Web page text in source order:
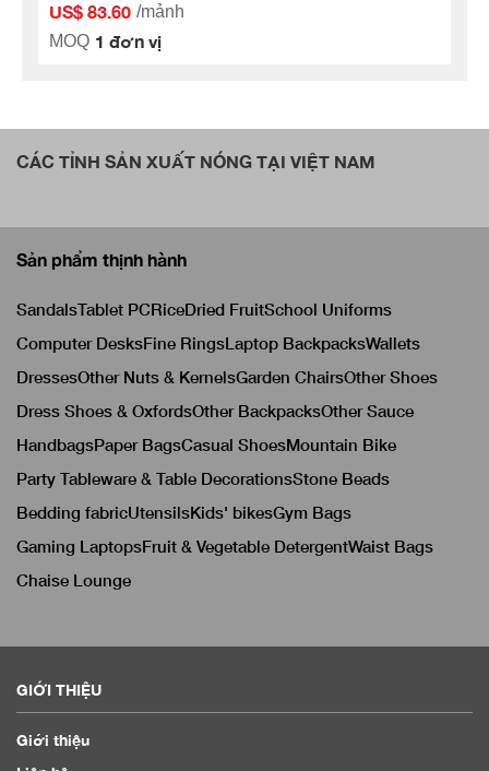
US$ 83.60 /mảnh
MOQ 1 đơn vị
CÁC TỈNH SẢN XUẤT NÓNG TẠI VIỆT NAM
Sản phẩm thịnh hành
SandalsTablet PCRiceDried FruitSchool Uniforms
Computer DesksFine RingsLaptop BackpacksWallets
DressesOther Nuts & KernelsGarden ChairsOther Shoes
Dress Shoes & OxfordsOther BackpacksOther Sauce
HandbagsPaper BagsCasual ShoesMountain Bike
Party Tableware & Table DecorationsStone Beads
Bedding fabricUtensilsKids' bikesGym Bags
Gaming LaptopsFruit & Vegetable DetergentWaist Bags
Chaise Lounge
GIỚI THIỆU
Giới thiệu